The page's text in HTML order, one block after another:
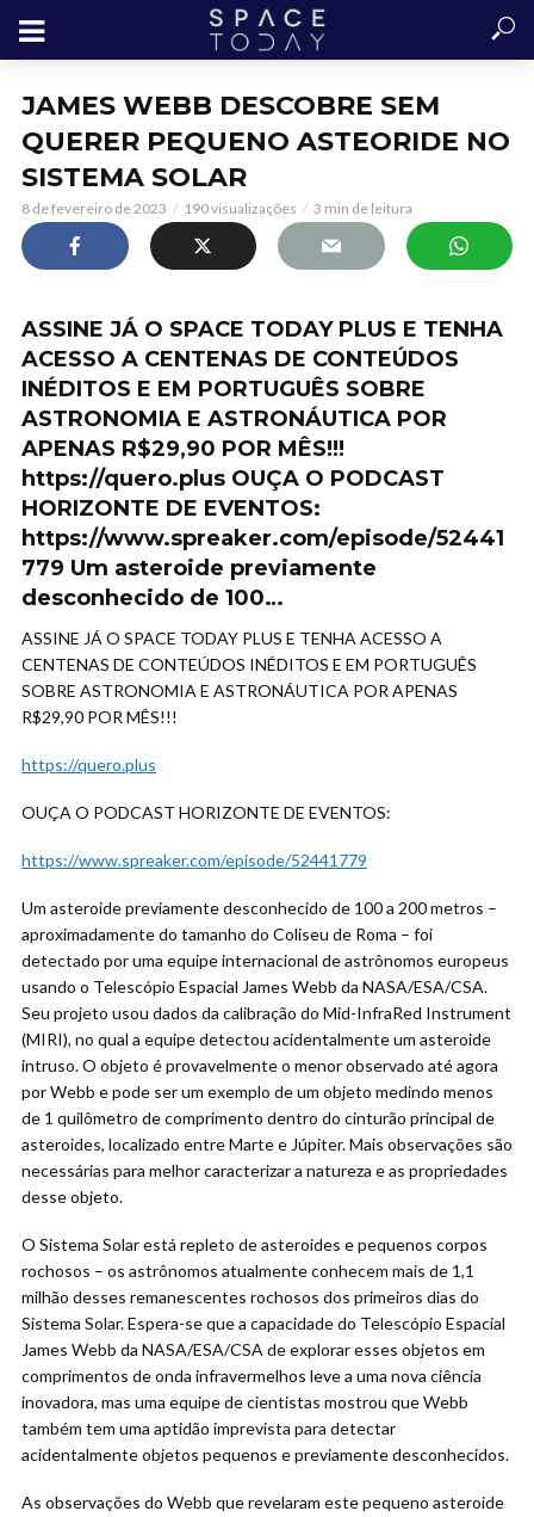
JAMES WEBB DESCOBRE SEM
QUERER PEQUENO ASTEORIDE NO
SISTEMA SOLAR
8 de fevereiro de 2023 190 visualizações 3 min de leitura
ASSINE JÁ O SPACE TODAY PLUS E TENHA
ACESSO A CENTENAS DE CONTEÚDOS
INÉDITOS E EM PORTUGUÊS SOBRE
ASTRONOMIA E ASTRONÁUTICA POR
APENAS R$29,90 POR MÊS!!!
https://quero.plus OUÇA O PODCAST
HORIZONTE DE EVENTOS:
https://www.spreaker.com/episode/52441
779 Um asteroide previamente
desconhecido de 100…
ASSINE JÁ O SPACE TODAY PLUS E TENHA ACESSO A
CENTENAS DE CONTEÚDOS INÉDITOS E EM PORTUGUÊS
SOBRE ASTRONOMIA E ASTRONÁUTICA POR APENAS
R$29,90 POR MÊS!!!
https://quero.plus
OUÇA O PODCAST HORIZONTE DE EVENTOS:
https://www.spreaker.com/episode/52441779
Um asteroide previamente desconhecido de 100 a 200 metros –
aproximadamente do tamanho do Coliseu de Roma – foi
detectado por uma equipe internacional de astrônomos europeus
usando o Telescópio Espacial James Webb da NASA/ESA/CSA.
Seu projeto usou dados da calibração do Mid-InfraRed Instrument
(MIRI), no qual a equipe detectou acidentalmente um asteroide
intruso. O objeto é provavelmente o menor observado até agora
por Webb e pode ser um exemplo de um objeto medindo menos
de 1 quilômetro de comprimento dentro do cinturão principal de
asteroides, localizado entre Marte e Júpiter. Mais observações são
necessárias para melhor caracterizar a natureza e as propriedades
desse objeto.
O Sistema Solar está repleto de asteroides e pequenos corpos
rochosos – os astrônomos atualmente conhecem mais de 1,1
milhão desses remanescentes rochosos dos primeiros dias do
Sistema Solar. Espera-se que a capacidade do Telescópio Espacial
James Webb da NASA/ESA/CSA de explorar esses objetos em
comprimentos de onda infravermelhos leve a uma nova ciência
inovadora, mas uma equipe de cientistas mostrou que Webb
também tem uma aptidão imprevista para detectar
acidentalmente objetos pequenos e previamente desconhecidos.
As observações do Webb que revelaram este pequeno asteroide